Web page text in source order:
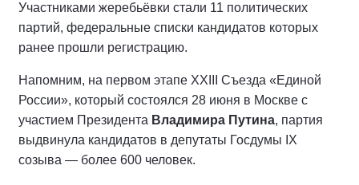
Участниками жеребьёвки стали 11 политических
партий, федеральные списки кандидатов которых
ранее прошли регистрацию.
Напомним, на первом этапе XXIII Съезда «Единой
России», который состоялся 28 июня в Москве с
участием Президента Владимира Путина, партия
выдвинула кандидатов в депутаты Госдумы IX
созыва — более 600 человек.